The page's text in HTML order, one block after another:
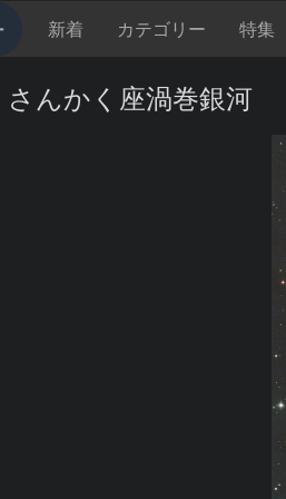
新着 カテゴリー 特集
さんかく座渦巻銀河